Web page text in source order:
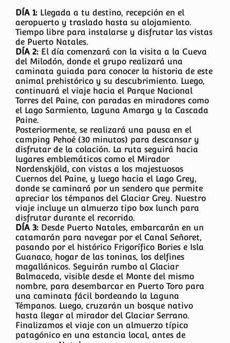
DÍA 1: Llegada a tu destino, recepción en el
aeropuerto y traslado hasta su alojamiento.
Tiempo libre para instalarse y disfrutar las vistas
de Puerto Natales.
DÍA 2: El día comenzará con la visita a la Cueva
del Milodón, donde el grupo realizará una
caminata guiada para conocer la historia de este
animal prehistórico y su descubrimiento. Luego,
continuará el viaje hacia el Parque Nacional
Torres del Paine, con paradas en miradores como
el Lago Sarmiento, Laguna Amarga y la Cascada
Paine.
Posteriormente, se realizará una pausa en el
camping Pehoé (30 minutos) para descansar y
disfrutar de la colación. La ruta seguirá hacia
lugares emblemáticos como el Mirador
Nordenskjöld, con vistas a los majestuosos
Cuernos del Paine, y luego hacia el Lago Grey,
donde se caminará por un sendero que permite
apreciar los témpanos del Glaciar Grey. Nuestro
viaje incluye un almuerzo tipo box lunch para
disfrutar durante el recorrido.
DÍA 3: Desde Puerto Natales, embarcarán en un
catamarán para navegar por el Canal Señoret,
pasando por el histórico Frigorífico Bories e Isla
Guanaco, hogar de las toninas, los delfines
magallánicos. Seguirán rumbo al Glaciar
Balmaceda, visible desde el Monte del mismo
nombre, para desembarcar en Puerto Toro para
una caminata fácil bordeando la Laguna
Témpanos. Luego, cruzarán un bosque nativo
hasta llegar al mirador del Glaciar Serrano.
Finalizamos el viaje con un almuerzo típico
patagónico en una estancia local, antes de